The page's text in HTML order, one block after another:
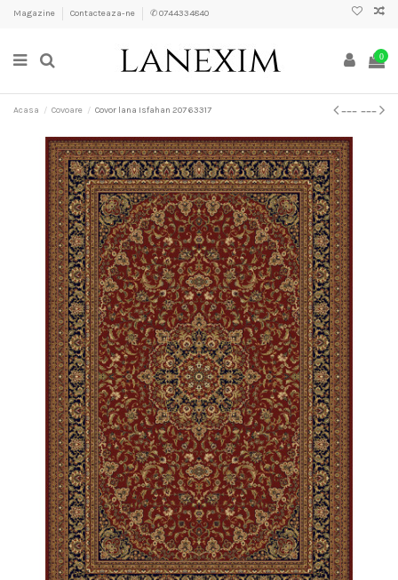
Magazine Contacteaza-ne ✆ 0744334840
0
Acasa Covoare Covor lana Isfahan 207 63317